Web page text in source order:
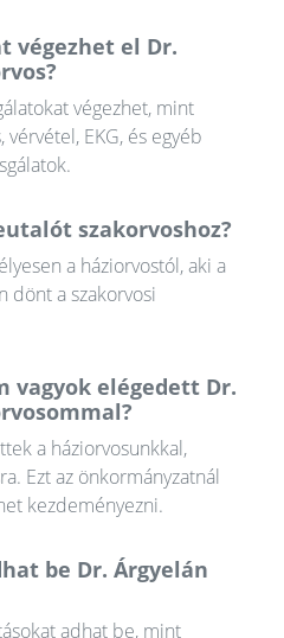
végezhet el Dr.
végezhet, mint
EKG, és egyéb
szakorvoshoz?
a háziorvostól, aki a
dönt a szakorvosi
vagyok elégedett Dr.
a háziorvosunkkal,
Ezt az önkormányzatnál
kezdeményezni.
be Dr. Árgyelán
adhat be, mint